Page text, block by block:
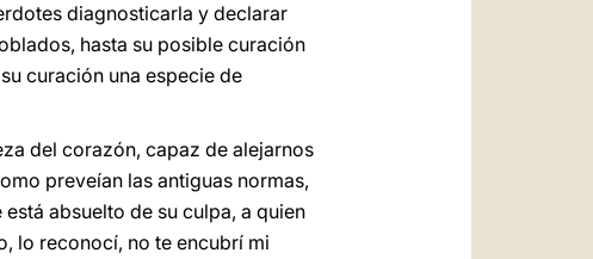
diagnosticarla y declarar
hasta su posible curación
curación una especie de
del corazón, capaz de alejarnos
preveían las antiguas normas,
absuelto de su culpa, a quien
lo reconocí, no te encubrí mi